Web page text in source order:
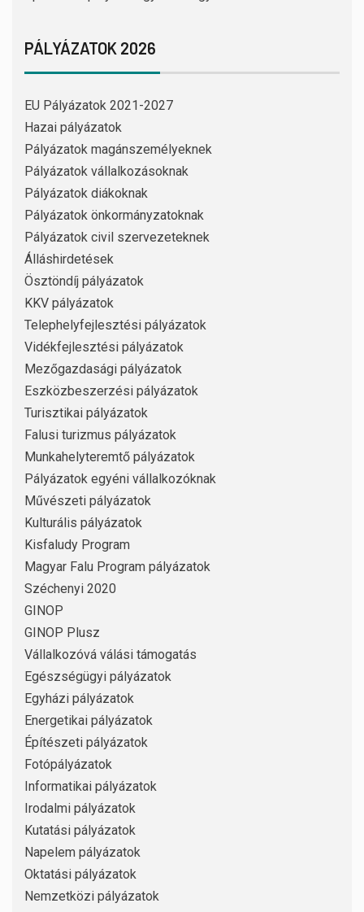
PÁLYÁZATOK 2026
EU Pályázatok 2021-2027
Hazai pályázatok
Pályázatok magánszemélyeknek
Pályázatok vállalkozásoknak
Pályázatok diákoknak
Pályázatok önkormányzatoknak
Pályázatok civil szervezeteknek
Álláshirdetések
Ösztöndíj pályázatok
KKV pályázatok
Telephelyfejlesztési pályázatok
Vidékfejlesztési pályázatok
Mezőgazdasági pályázatok
Eszközbeszerzési pályázatok
Turisztikai pályázatok
Falusi turizmus pályázatok
Munkahelyteremtő pályázatok
Pályázatok egyéni vállalkozóknak
Művészeti pályázatok
Kulturális pályázatok
Kisfaludy Program
Magyar Falu Program pályázatok
Széchenyi 2020
GINOP
GINOP Plusz
Vállalkozóvá válási támogatás
Egészségügyi pályázatok
Egyházi pályázatok
Energetikai pályázatok
Építészeti pályázatok
Fotópályázatok
Informatikai pályázatok
Irodalmi pályázatok
Kutatási pályázatok
Napelem pályázatok
Oktatási pályázatok
Nemzetközi pályázatok